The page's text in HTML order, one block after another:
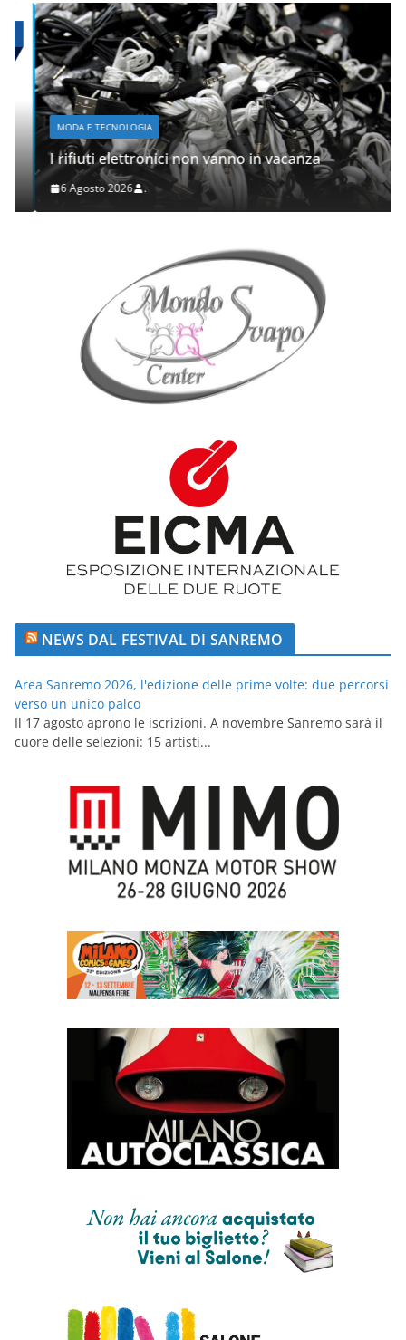
MODA E TECNOLOGIA
I rifiuti elettronici non vanno in vacanza
6 Agosto 2026 .
NEWS DAL FESTIVAL DI SANREMO
Area Sanremo 2026, l'edizione delle prime volte: due percorsi
verso un unico palco
Il 17 agosto aprono le iscrizioni. A novembre Sanremo sarà il
cuore delle selezioni: 15 artisti...